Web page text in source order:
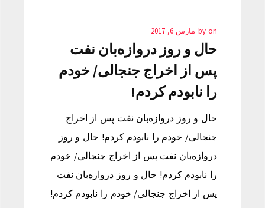
by on مارس 6, 2017
حال و روز دروازه‌بان نفت
پس از اخراج جنجالی/ خودم
را نابودم کردم!
حال و روز دروازه‌بان نفت پس از اخراج
جنجالی/ خودم را نابودم کردم! حال و روز
دروازه‌بان نفت پس از اخراج جنجالی/ خودم
را نابودم کردم! حال و روز دروازه‌بان نفت
پس از اخراج جنجالی/ خودم را نابودم کردم!